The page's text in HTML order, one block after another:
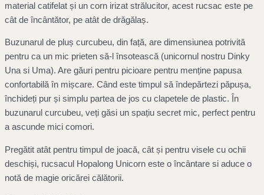
material catifelat și un corn irizat strălucitor, acest rucsac este pe
cât de încântător, pe atât de drăgălaș.
Buzunarul de pluș curcubeu, din față, are dimensiunea potrivită
pentru ca un mic prieten să-l însotească (unicornul nostru Dinky
Una si Uma). Are găuri pentru picioare pentru menține papusa
confortabilă în mișcare. Când este timpul să îndepărtezi păpușa,
închideți pur și simplu partea de jos cu clapetele de plastic. În
buzunarul curcubeu, veți găsi un spațiu secret mic, perfect pentru
a ascunde mici comori.
Pregătit atât pentru timpul de joacă, cât și pentru visele cu ochii
deschiși, rucsacul Hopalong Unicorn este o încântare si aduce o
notă de magie oricărei călătorii.